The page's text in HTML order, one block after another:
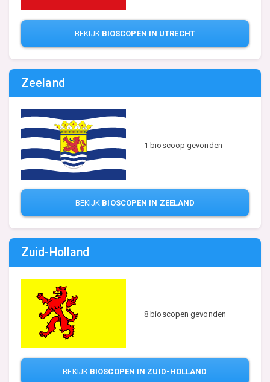
BEKIJK BIOSCOPEN IN UTRECHT
Zeeland
1 bioscoop gevonden
BEKIJK BIOSCOPEN IN ZEELAND
Zuid-Holland
8 bioscopen gevonden
BEKIJK BIOSCOPEN IN ZUID-HOLLAND